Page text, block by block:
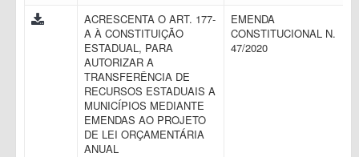
ACRESCENTA O ART. 177-
A À CONSTITUIÇÃO
ESTADUAL, PARA
AUTORIZAR A
TRANSFERÊNCIA DE
RECURSOS ESTADUAIS A
MUNICÍPIOS MEDIANTE
EMENDAS AO PROJETO
DE LEI ORÇAMENTÁRIA
ANUAL
EMENDA
CONSTITUCIONAL N.
47/2020